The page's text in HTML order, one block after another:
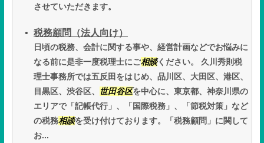
させていただきます。
税務顧問（法人向け）
日頃の税務、会計に関する事や、経営計画などでお悩みに
なる前に是非一度税理士にご相談ください。 久川秀則税
理士事務所では五反田をはじめ、品川区、大田区、港区、
目黒区、渋谷区、
世田谷区を中心に、東京都、神奈川県の
エリアで「記帳代行」、「国際税務」、「節税対策」など
の税務相談を受け付けております。「税務顧問」に関して
お...